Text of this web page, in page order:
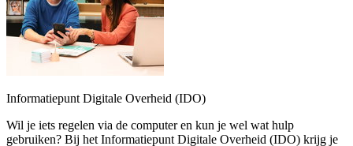
Informatiepunt Digitale Overheid (IDO)
Wil je iets regelen via de computer en kun je wel wat hulp
gebruiken? Bij het Informatiepunt Digitale Overheid (IDO) krijg je